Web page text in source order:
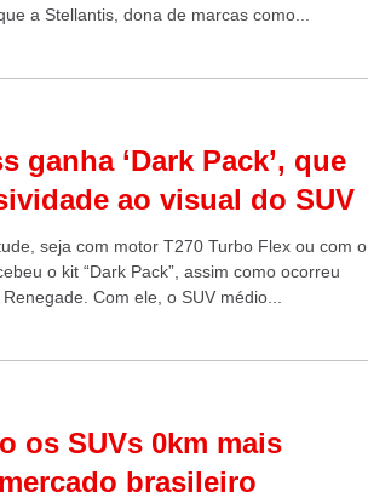
a Stellantis, dona de marcas como...
ganha ‘Dark Pack’, que
ao visual do SUV
seja com motor T270 Turbo Flex ou com o
o kit “Dark Pack”, assim como ocorreu
Com ele, o SUV médio...
os SUVs 0km mais
brasileiro